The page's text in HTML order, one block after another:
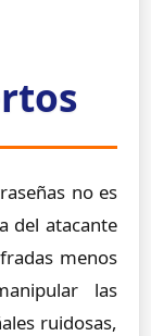
no es
del atacante
menos
las
ruidosas,